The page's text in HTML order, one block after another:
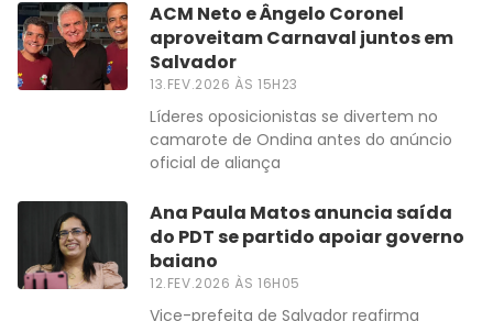
ACM Neto e Ângelo Coronel
aproveitam Carnaval juntos em
Salvador
13.FEV.2026 ÀS 15H23
Líderes oposicionistas se divertem no
camarote de Ondina antes do anúncio
oficial de aliança
Ana Paula Matos anuncia saída
do PDT se partido apoiar governo
baiano
12.FEV.2026 ÀS 16H05
Vice-prefeita de Salvador reafirma